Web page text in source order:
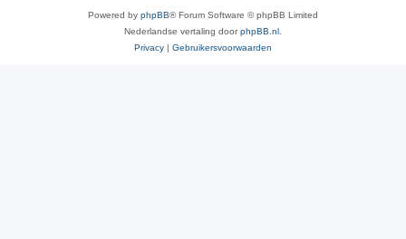
Powered by phpBB® Forum Software © phpBB Limited
Nederlandse vertaling doorphpBB.nl
Privacy | Gebruikersvoorwaarden